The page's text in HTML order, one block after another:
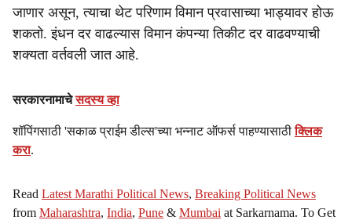
जाणार असून, त्याचा थेट परिणाम विमान प्रवासाच्या भाड्यावर होऊ
शकतो. इंधन दर वाढल्यास विमान कंपन्या तिकीट दर वाढवण्याची
शक्यता वर्तवली जात आहे.
सरकारनामाचेसदस्य व्हा
शॉपिंगसाठी 'सकाळ प्राईम डील्स'च्या भन्नाट ऑफर्स पाहण्यासाठीक्लिक
करा.
Read Latest Marathi Political News, Breaking Political News
from Maharashtra, India, Pune & Mumbai at Sarkarnama. To Get